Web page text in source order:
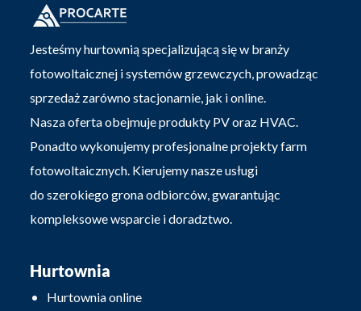
Jesteśmy hurtownią specjalizującą się w branży
fotowoltaicznej i systemów grzewczych, prowadząc
sprzedaż zarówno stacjonarnie, jak i online.
Nasza oferta obejmuje produkty PV oraz HVAC.
Ponadto wykonujemy profesjonalne projekty farm
fotowoltaicznych. Kierujemy nasze usługi
do szerokiego grona odbiorców, gwarantując
kompleksowe wsparcie i doradztwo.
Hurtownia
Hurtownia online